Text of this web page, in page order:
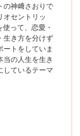
の神﨑さおりで
オセントリッ
って、恋愛・
生き方を分けず
ートをしていま
の人生を生き
しているテーマ